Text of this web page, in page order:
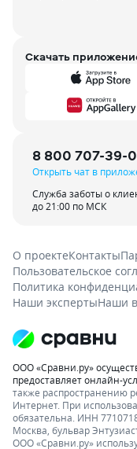
Скачать
8 800 707-39-
Открыть чат в
Служба заботы о
до 21:00 по МСК
О проектеКонтакты
Пользовательское
Политика
Наши экспертыНаши
ООО «Сравни.ру»
предоставляет онлайн-
также распространению
Интернет. При
обязательна. ИНН
Москва, бульвар
ООО «Сравни.ру»